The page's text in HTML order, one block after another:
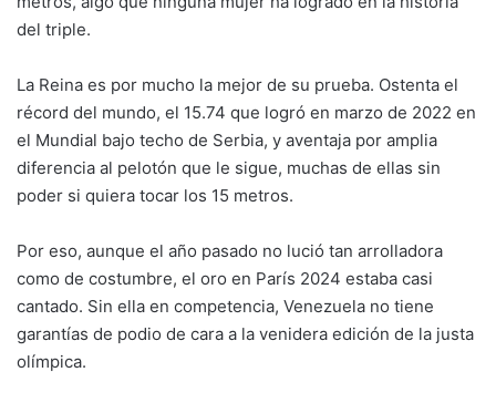
del triple.
La Reina es por mucho la mejor de su prueba. Ostenta el
récord del mundo, el 15.74 que logró en marzo de 2022 en
el Mundial bajo techo de Serbia, y aventaja por amplia
diferencia al pelotón que le sigue, muchas de ellas sin
poder si quiera tocar los 15 metros.
Por eso, aunque el año pasado no lució tan arrolladora
como de costumbre, el oro en París 2024 estaba casi
cantado. Sin ella en competencia, Venezuela no tiene
garantías de podio de cara a la venidera edición de la justa
olímpica.